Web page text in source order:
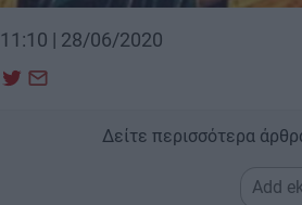
11:10 | 28/06/2020
Δείτε περισσότερα
Add